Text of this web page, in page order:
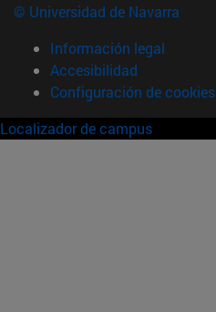
© Universidad de Navarra
Información legal
Accesibilidad
Configuración de cookies
Localizador de campus